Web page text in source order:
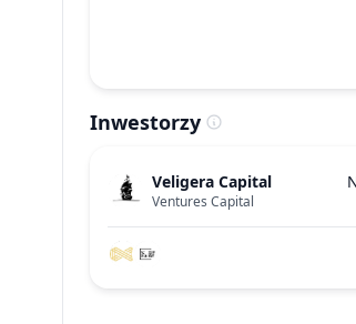
Inwestorzy
Veligera Capital
Ventures Capital